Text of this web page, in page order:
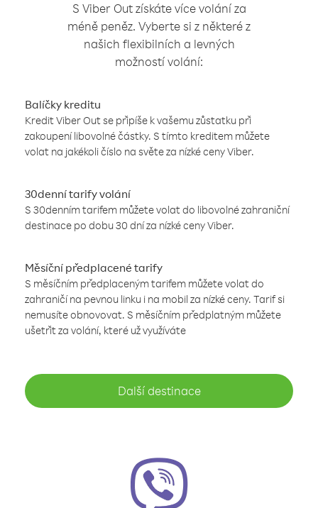
S Viber Out získáte více volání za
méně peněz. Vyberte si z některé z
našich flexibilních a levných
možností volání:
Balíčky kreditu
Kredit Viber Out se připíše k vašemu zůstatku při
zakoupení libovolné částky. S tímto kreditem můžete
volat na jakékoli číslo na světe za nízké ceny Viber.
30denní tarify volání
S 30denním tarifem můžete volat do libovolné zahraniční
destinace po dobu 30 dní za nízké ceny Viber.
Měsíční předplacené tarify
S měsíčním předplaceným tarifem můžete volat do
zahraničí na pevnou linku i na mobil za nízké ceny. Tarif si
nemusíte obnovovat. S měsíčním předplatným můžete
ušetřit za volání, které už využíváte
Další destinace